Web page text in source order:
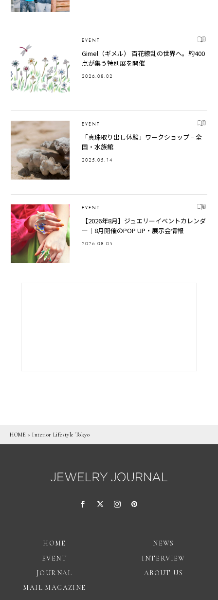
EVENT
Gimel（ギメル） 百花繚乱の世界へ。約400
点が集う特別展を開催
2026.08.02
EVENT
「真珠取り出し体験」ワークショップ – 全
国・水族館
2025.05.14
EVENT
【2026年8月】ジュエリーイベントカレンダ
ー｜8月開催のPOP UP・展示会情報
2026.08.05
HOME >Interior Lifestyle Tokyo
HOME
NEWS
EVENT
INTERVIEW
JOURNAL
ABOUT US
MAIL MAGAZINE